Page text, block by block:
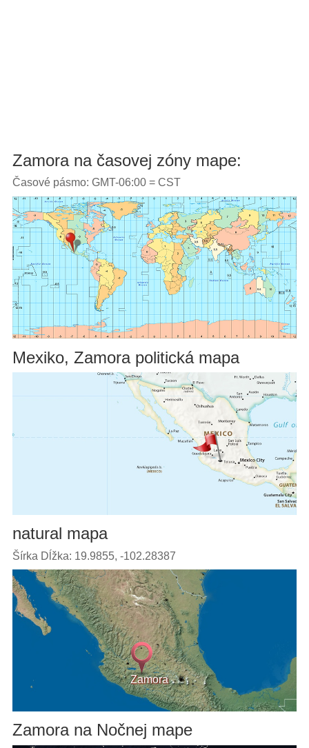
Zamora na časovej zóny mape:
Časové pásmo: GMT-06:00 = CST
Mexiko, Zamora politická mapa
natural mapa
Šírka Dĺžka: 19.9855, -102.28387
Zamora
Zamora na Nočnej mape